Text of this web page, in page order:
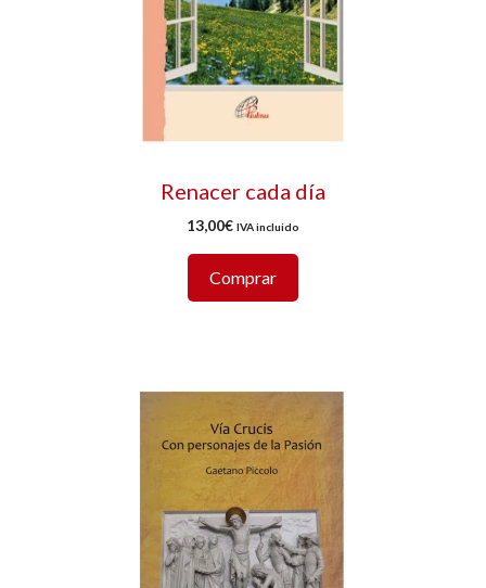
Renacer cada día
13,00€ IVA incluido
Comprar